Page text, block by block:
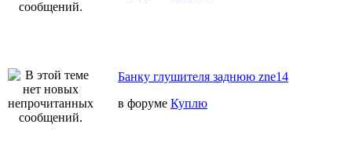
Банку глушителя заднюю zne14
в форуме Куплю